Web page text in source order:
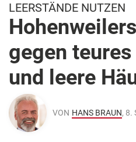
LEERSTÄNDE NUTZEN
gegen
und leere
VON HANS BRAUN, 8.